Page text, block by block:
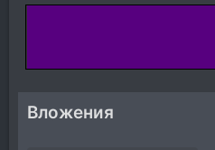
Вложения